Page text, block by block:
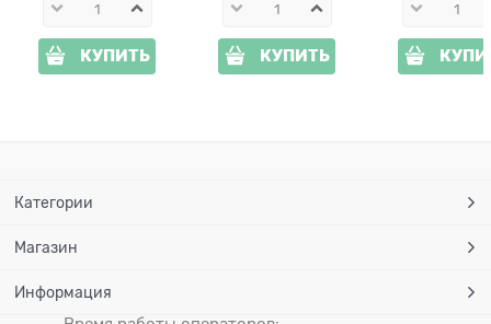
КУПИТЬ КУПИТЬ
Категории
Магазин
Информация